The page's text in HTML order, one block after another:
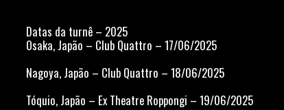
Datas da turnê – 2025
Osaka, Japão – Club Quattro – 17/06/2025
Nagoya, Japão – Club Quattro – 18/06/2025
Tóquio, Japão – Ex Theatre Roppongi – 19/06/2025